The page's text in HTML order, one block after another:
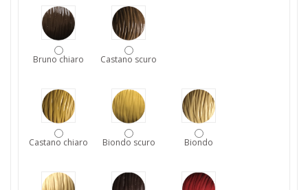
Bruno chiaro Castano scuro
Castano chiaro Biondo scuro Biondo